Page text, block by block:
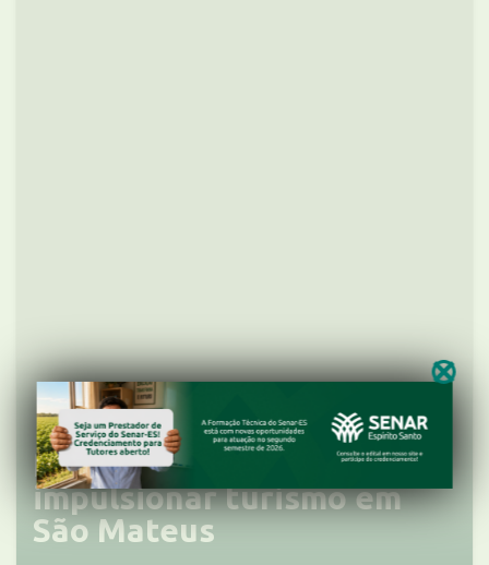
Rota das Especiarias visa
impulsionar turismo em
São Mateus